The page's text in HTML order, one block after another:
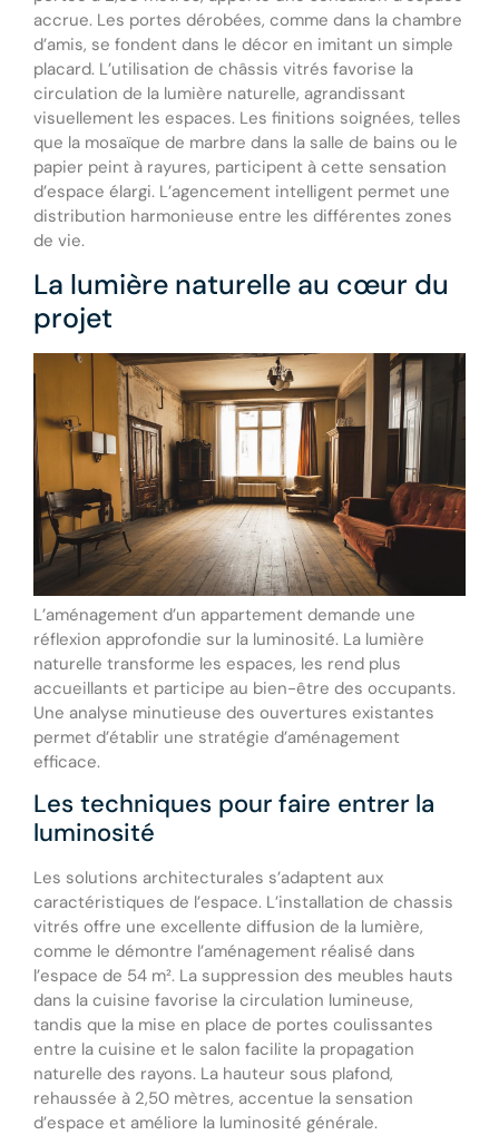
accrue. Les portes dérobées, comme dans la chambre
d’amis, se fondent dans le décor en imitant un simple
placard. L’utilisation de châssis vitrés favorise la
circulation de la lumière naturelle, agrandissant
visuellement les espaces. Les finitions soignées, telles
que la mosaïque de marbre dans la salle de bains ou le
papier peint à rayures, participent à cette sensation
d’espace élargi. L’agencement intelligent permet une
distribution harmonieuse entre les différentes zones
de vie.
La lumière naturelle au cœur du
projet
L’aménagement d’un appartement demande une
réflexion approfondie sur la luminosité. La lumière
naturelle transforme les espaces, les rend plus
accueillants et participe au bien-être des occupants.
Une analyse minutieuse des ouvertures existantes
permet d’établir une stratégie d’aménagement
efficace.
Les techniques pour faire entrer la
luminosité
Les solutions architecturales s’adaptent aux
caractéristiques de l’espace. L’installation de chassis
vitrés offre une excellente diffusion de la lumière,
comme le démontre l’aménagement réalisé dans
l’espace de 54 m². La suppression des meubles hauts
dans la cuisine favorise la circulation lumineuse,
tandis que la mise en place de portes coulissantes
entre la cuisine et le salon facilite la propagation
naturelle des rayons. La hauteur sous plafond,
rehaussée à 2,50 mètres, accentue la sensation
d’espace et améliore la luminosité générale.